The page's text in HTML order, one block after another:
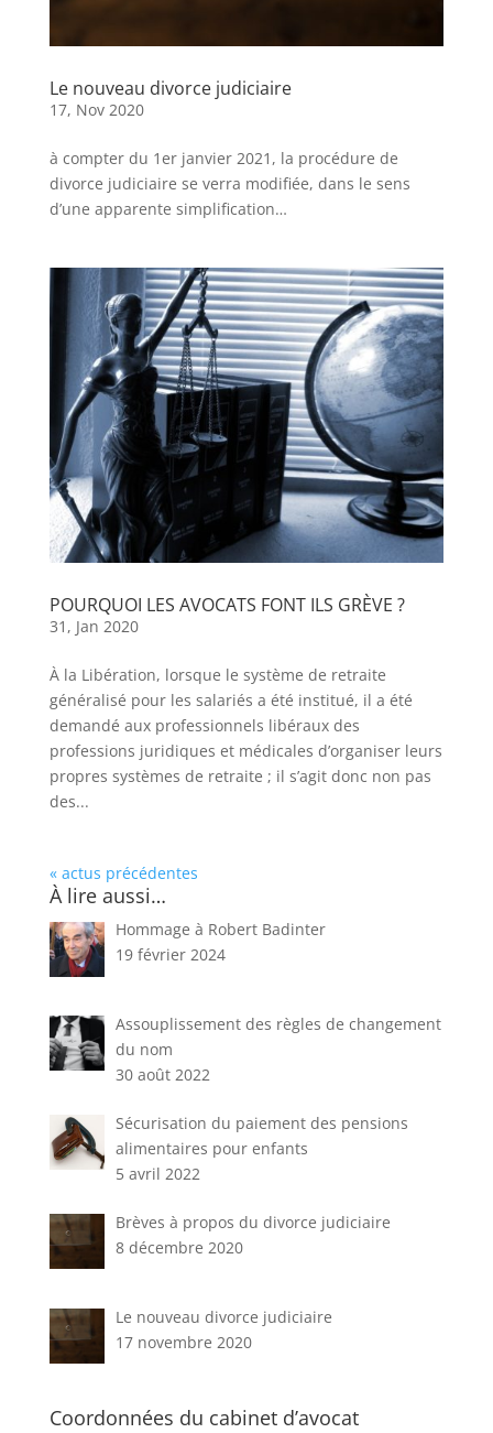
Le nouveau divorce judiciaire
17, Nov 2020
à compter du 1er janvier 2021, la procédure de
divorce judiciaire se verra modifiée, dans le sens
d’une apparente simplification…
POURQUOI LES AVOCATS FONT ILS GRÈVE ?
31, Jan 2020
À la Libération, lorsque le système de retraite
généralisé pour les salariés a été institué, il a été
demandé aux professionnels libéraux des
professions juridiques et médicales d’organiser leurs
propres systèmes de retraite ; il s’agit donc non pas
des...
« actus précédentes
À lire aussi…
Hommage à Robert Badinter
19 février 2024
Assouplissement des règles de changement
du nom
30 août 2022
Sécurisation du paiement des pensions
alimentaires pour enfants
5 avril 2022
Brèves à propos du divorce judiciaire
8 décembre 2020
Le nouveau divorce judiciaire
17 novembre 2020
Coordonnées du cabinet d’avocat